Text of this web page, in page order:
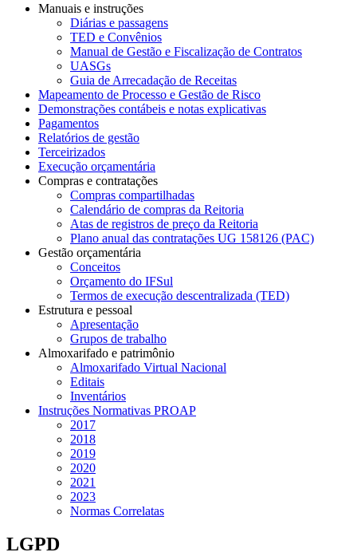
Manuais e instruções
Diárias e passagens
TED e Convênios
Manual de Gestão e Fiscalização de Contratos
UASGs
Guia de Arrecadação de Receitas
Mapeamento de Processo e Gestão de Risco
Demonstrações contábeis e notas explicativas
Pagamentos
Relatórios de gestão
Terceirizados
Execução orçamentária
Compras e contratações
Compras compartilhadas
Calendário de compras da Reitoria
Atas de registros de preço da Reitoria
Plano anual das contratações UG 158126 (PAC)
Gestão orçamentária
Conceitos
Orçamento do IFSul
Termos de execução descentralizada (TED)
Estrutura e pessoal
Apresentação
Grupos de trabalho
Almoxarifado e patrimônio
Almoxarifado Virtual Nacional
Editais
Inventários
Instruções Normativas PROAP
2017
2018
2019
2020
2021
2023
Normas Correlatas
LGPD